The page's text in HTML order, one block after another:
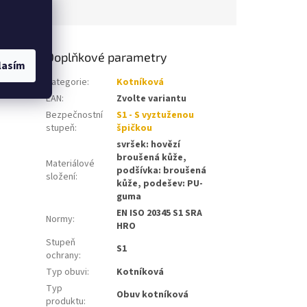
Doplňkové parametry
Kategorie:
Kotníková
EAN:
Zvolte variantu
Bezpečnostní
stupeň:
S1 - S vyztuženou
špičkou
Materiálové
složení:
svršek: hovězí
broušená kůže,
podšívka: broušená
kůže, podešev: PU-
guma
Normy:
EN ISO 20345 S1 SRA
HRO
Stupeň
ochrany:
S1
Typ obuvi:
Kotníková
Typ
produktu: Obuv kotníková